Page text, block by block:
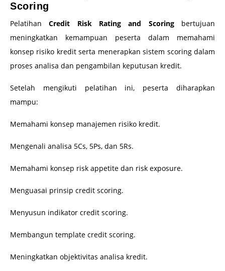
Scoring
PelatihanCredit Risk Rating and Scoringbertujuan
meningkatkan kemampuan peserta dalam memahami
konsep risiko kredit serta menerapkan sistem scoring dalam
proses analisa dan pengambilan keputusan kredit.
Setelah mengikuti pelatihan ini, peserta diharapkan
mampu:
Memahami konsep manajemen risiko kredit.
Mengenali analisa 5Cs, 5Ps, dan 5Rs.
Memahami konsep risk appetite dan risk exposure.
Menguasai prinsip credit scoring.
Menyusun indikator credit scoring.
Membangun template credit scoring.
Meningkatkan objektivitas analisa kredit.